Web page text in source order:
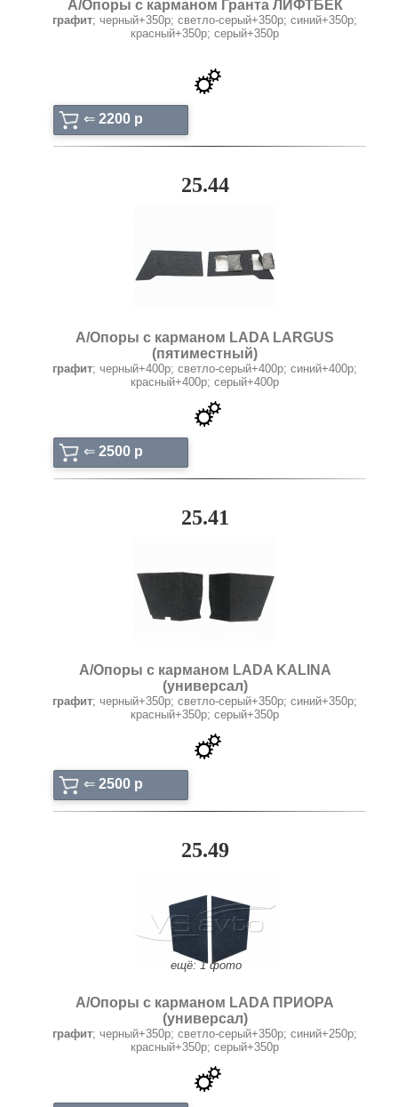
А/Опоры с карманом Гранта ЛИФТБЕК
графит; черный+350р; светло-серый+350р; синий+350р;
красный+350р; серый+350р
⇐ 2200 p
25.44
А/Опоры с карманом LADA LARGUS
(пятиместный)
графит; черный+400р; светло-серый+400р; синий+400р;
красный+400р; серый+400р
⇐ 2500 p
25.41
А/Опоры с карманом LADA KALINA
(универсал)
графит; черный+350р; светло-серый+350р; синий+350р;
красный+350р; серый+350р
⇐ 2500 p
25.49
ещё: 1 фото
А/Опоры с карманом LADA ПРИОРА
(универсал)
графит; черный+350р; светло-серый+350р; синий+250р;
красный+350р; серый+350р